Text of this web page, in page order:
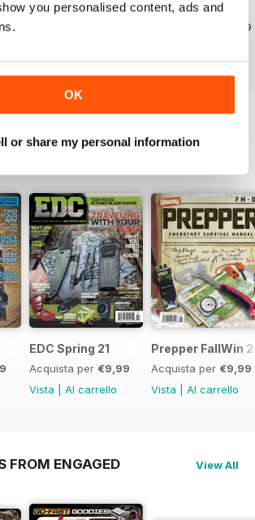
you personalised content, ads and
OK
or share my personal information
September 2022 August 2022
€5,99
Visualizza tutti
EDC Spring 21
Acquista per €9,99
Vista
Al carrello
Prepper FallWin
Acquista per €9,99
Vista
Al carrello
FROM ENGAGED
View All